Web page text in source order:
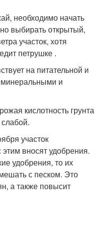
необходимо начать
выбирать открытый,
участок, хотя
петрушке .
на питательной и
минеральными и
кислотность грунта
участок
вносят удобрения.
удобрения, то их
с песком. Это
а также повысит